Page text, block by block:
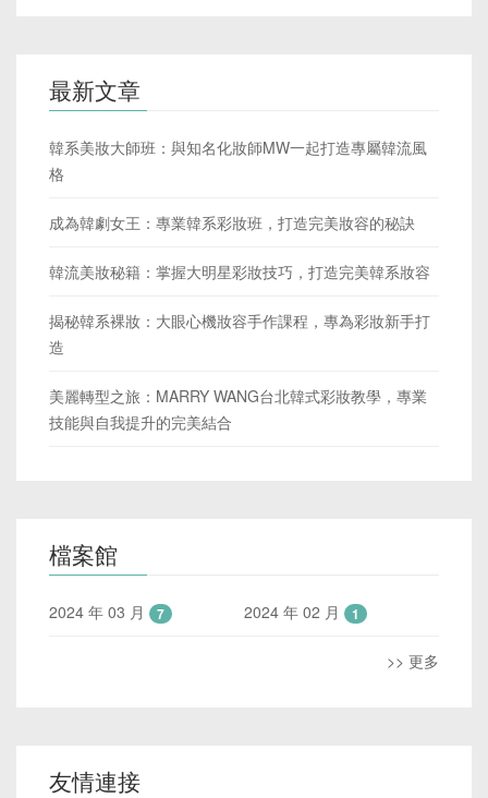
最新文章
韓系美妝大師班：與知名化妝師MW一起打造專屬韓流風
格
成為韓劇女王：專業韓系彩妝班，打造完美妝容的秘訣
韓流美妝秘籍：掌握大明星彩妝技巧，打造完美韓系妝容
揭秘韓系裸妝：大眼心機妝容手作課程，專為彩妝新手打
造
美麗轉型之旅：MARRY WANG台北韓式彩妝教學，專業
技能與自我提升的完美結合
檔案館
2024 年 03 月 7 2024 年 02 月 1
>> 更多
友情連接